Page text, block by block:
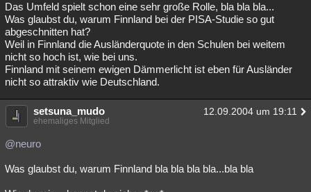
Das Umfeld spielt schon eine sehr große Rolle, bla bla bla...
Was glaubst du, warum Finnland bei der PISA-Studie so gut
abgeschnitten hat?
Weil in Finnland die Ausländerquote in den Schulen bei weitem
nicht so hoch ist, wie bei uns.
Finnland mit seinem ewigen Dämmerlicht ist eben für Ausländer
nicht so attraktiv wie Deutschland.
setsuna_mudo 12.09.2004 um 19:11
ehemaliges Mitglied
@neuro
Was glaubst du, warum Finnland bla bla bla bla...bla bla